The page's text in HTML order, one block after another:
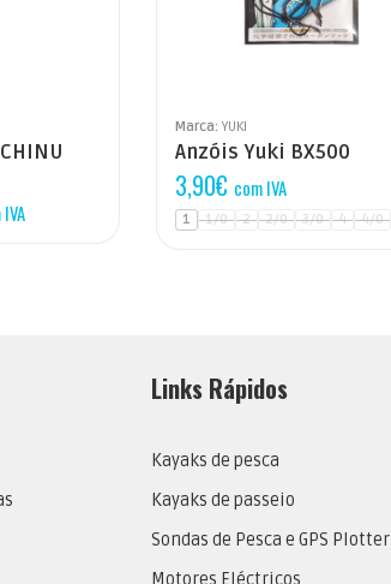
Marca: YUKI
Anzóis Yuki BX500
3,90€ com IVA
1 1/0 2 2/0 3/0 4 4/0
Links Rápidos
Kayaks de pesca
Kayaks de passeio
Sondas de Pesca e GPS Plotter